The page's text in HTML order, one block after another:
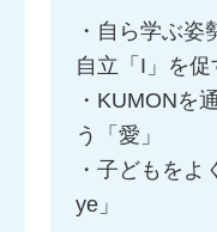
・自ら学ぶ姿
自立「I」を促
・KUMONを
う「愛」
・子どもを
ye」